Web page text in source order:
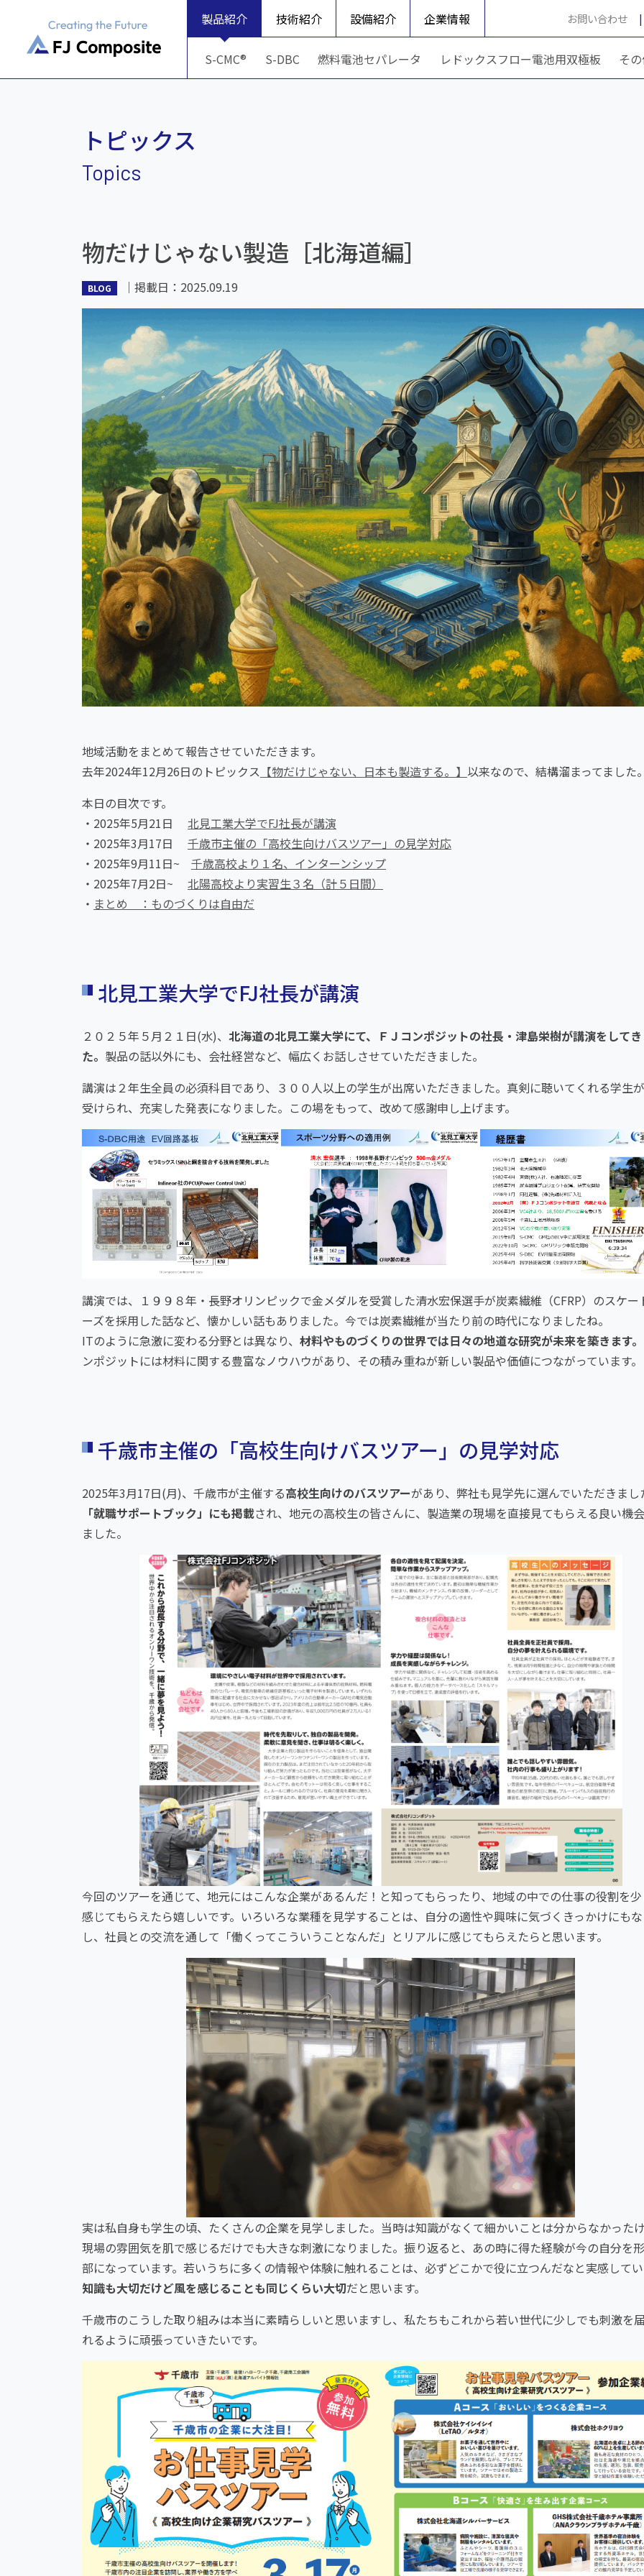
製品紹介 技術紹介 設備紹介 企業情報 お問い合わせ
S-CMC® S-DBC 燃料電池セパレータ レドックスフロー電池用双極板 そ
トピックス
物だけじゃない製造［北海道編］
BLOG ｜ 掲載日：2025.09.19
地域活動をまとめて報告させていただきます。
去年2024年12月26日のトピックス 【物だけじゃない、日本も製造する。】 以来なので、結構溜まってました。
本日の目次です。
・2025年5月21日 北見工業大学でFJ社長が講演
・2025年3月17日 千歳市主催の「高校生向けバスツアー」の見学対応
・2025年9月11日~ 千歳高校より１名、インターンシップ
・2025年7月2日~ 北陽高校より実習生３名（計５日間）
・ まとめ ：ものづくりは自由だ
北見工業大学でFJ社長が講演
２０２５年５月２１日(水)、 北海道の北見工業大学にて、ＦＪコンポジットの社長・津島栄樹が講演をして
た。 製品の話以外にも、会社経営など、幅広くお話しさせていただきました。
講演は２年生全員の必須科目であり、３００人以上の学生が出席いただきました。真剣に聴いてくれる学生
受けられ、充実した発表になりました。この場をもって、改めて感謝申し上げます。
講演では、１９９８年・長野オリンピックで金メダルを受賞した清水宏保選手が炭素繊維（CFRP）のスケー
ーズを採用した話など、懐かしい話もありました。今では炭素繊維が当たり前の時代になりましたね。
ITのように急激に変わる分野とは異なり、 材料やものづくりの世界では日々の地道な研究が未来を築きます。
ンポジットには材料に関する豊富なノウハウがあり、その積み重ねが新しい製品や価値につながっています。
千歳市主催の「高校生向けバスツアー」の見学対応
2025年3月17日(月)、千歳市が主催する高校生向けのバスツアーがあり、弊社も見学先に選んでいただきまし
「就職サポートブック」にも掲載され、地元の高校生の皆さんに、製造業の現場を直接見てもらえる良い機
ました。
今回のツアーを通じて、地元にはこんな企業があるんだ！と知ってもらったり、地域の中での仕事の役割を
感じてもらえたら嬉しいです。いろいろな業種を見学することは、自分の適性や興味に気づくきっかけにも
し、社員との交流を通して「働くってこういうことなんだ」とリアルに感じてもらえたらと思います。
実は私自身も学生の頃、たくさんの企業を見学しました。当時は知識がなくて細かいことは分からなかったけ
現場の雰囲気を肌で感じるだけでも大きな刺激になりました。振り返ると、あの時に得た経験が今の自分を
部になっています。若いうちに多くの情報や体験に触れることは、必ずどこかで役に立つんだなと実感してい
知識も大切だけど風を感じることも同じくらい大切だと思います。
千歳市のこうした取り組みは本当に素晴らしいと思いますし、私たちもこれから若い世代に少しでも刺激を
れるように頑張っていきたいです。